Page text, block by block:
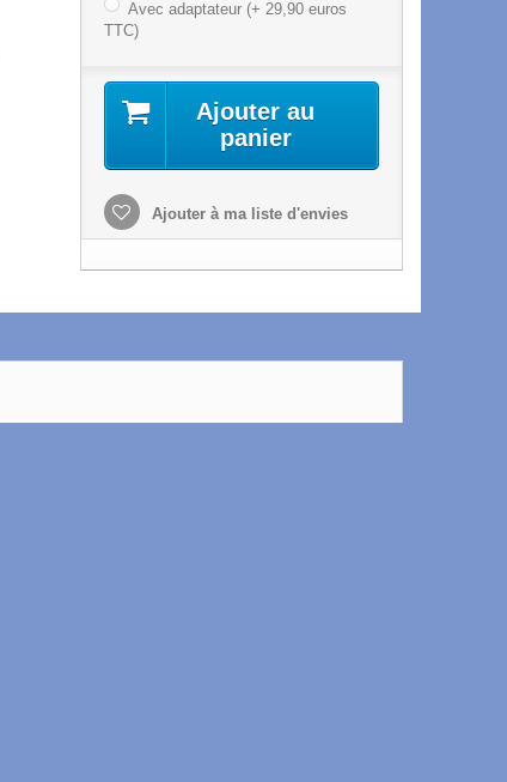
Avec adaptateur (+ 29,90 euros
TTC)
Ajouter au
panier
Ajouter à ma liste d'envies